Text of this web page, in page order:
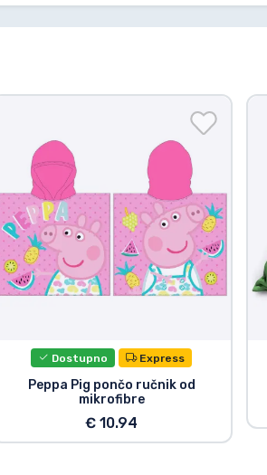
Dostupno Express
Peppa Pig pončo ručnik od
mikrofibre
€ 10.94